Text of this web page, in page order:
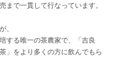
まで一貫して行なっています。
、
する唯一の茶農家で、「吉良
」をより多くの方に飲んでもら